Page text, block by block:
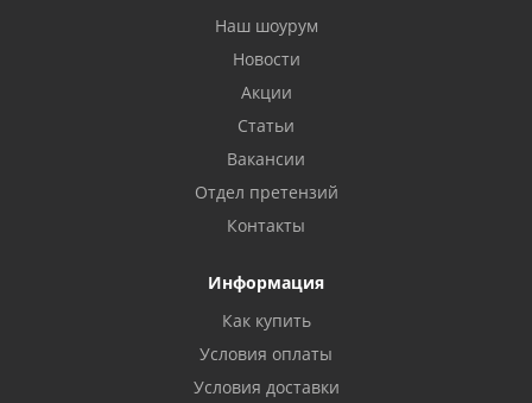
Наш шоурум
Новости
Акции
Статьи
Вакансии
Отдел претензий
Контакты
Информация
Как купить
Условия оплаты
Условия доставки